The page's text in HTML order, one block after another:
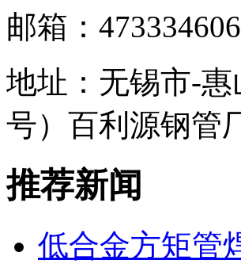
邮箱：
地址：无锡市-
号）百利源钢管
推荐新闻
低合金方矩管